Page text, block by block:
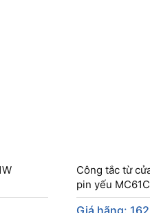
Công tắc từ
pin yếu MC61C
Giá hãng: